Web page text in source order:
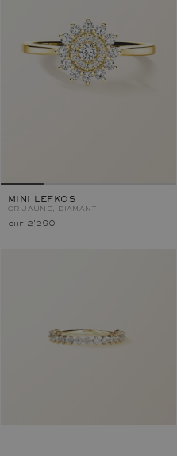
MINI LEFKOS
OR JAUNE, DIAMANT
chf 2'290.–